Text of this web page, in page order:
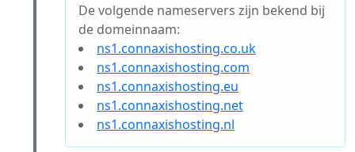
De volgende nameservers zijn bekend bij
de domeinnaam:
ns1.connaxishosting.co.uk
ns1.connaxishosting.com
ns1.connaxishosting.eu
ns1.connaxishosting.net
ns1.connaxishosting.nl